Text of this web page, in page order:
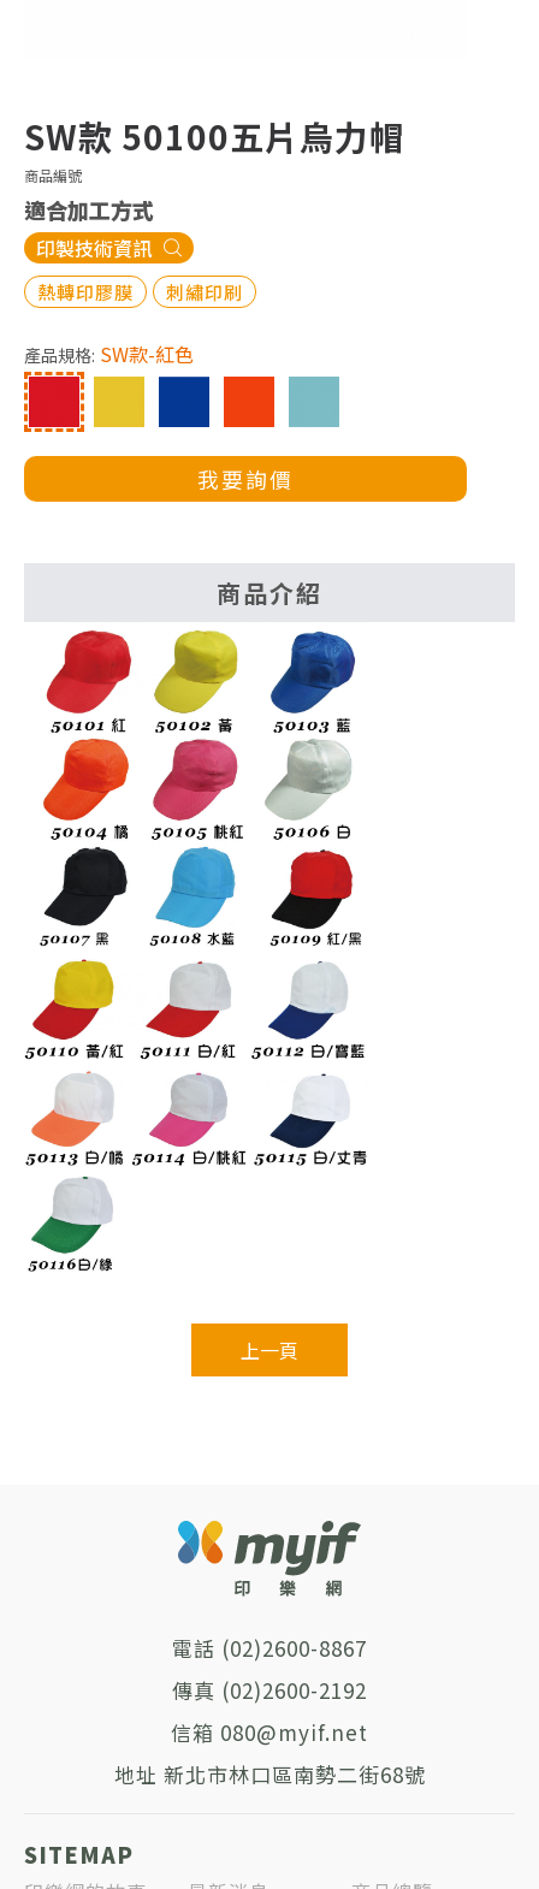
SW款 50100五片烏力帽
商品編號
適合加工方式
印製技術資訊
熱轉印膠膜 刺繡印刷
產品規格: SW款-紅色
我要詢價
商品介紹
上一頁
(02)2600-8867
(02)2600-2192
080@myif.net
新北市林口區南勢二街68號
SITEMAP